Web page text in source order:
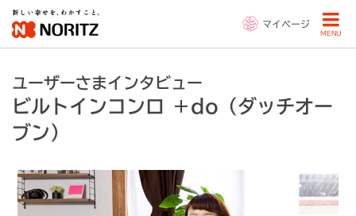
マイページ
MENU
ユーザーさまインタビュー
ビルトインコンロ ＋do（ダッチオー
ブン）